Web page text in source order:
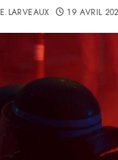
E.LARVEAUX 19 AVRIL